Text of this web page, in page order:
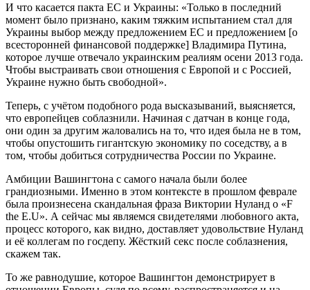
И что касается пакта ЕС и Украины: «Только в последний
момент было признано, каким тяжким испытанием стал для
Украины выбор между предложением ЕС и предложением [о
всесторонней финансовой поддержке] Владимира Путина,
которое лучше отвечало украинским реалиям осени 2013 года.
Чтобы выстраивать свои отношения с Европой и с Россией,
Украине нужно быть свободной».
Теперь, с учётом подобного рода высказываний, выясняется,
что европейцев соблазнили. Начиная с датчан в конце года,
они один за другим жаловались на то, что идея была не в том,
чтобы опустошить гигантскую экономику по соседству, а в
том, чтобы добиться сотрудничества России по Украине.
Амбиции Вашингтона с самого начала были более
грандиозными. Именно в этом контексте в прошлом феврале
была произнесена скандальная фраза Виктории Нуланд о «F
the E.U». А сейчас мы являемся свидетелями любовного акта,
процесс которого, как видно, доставляет удовольствие Нуланд
и её коллегам по госдепу. Жёсткий секс после соблазнения,
скажем так.
То же равнодушие, которое Вашингтон демонстрирует в